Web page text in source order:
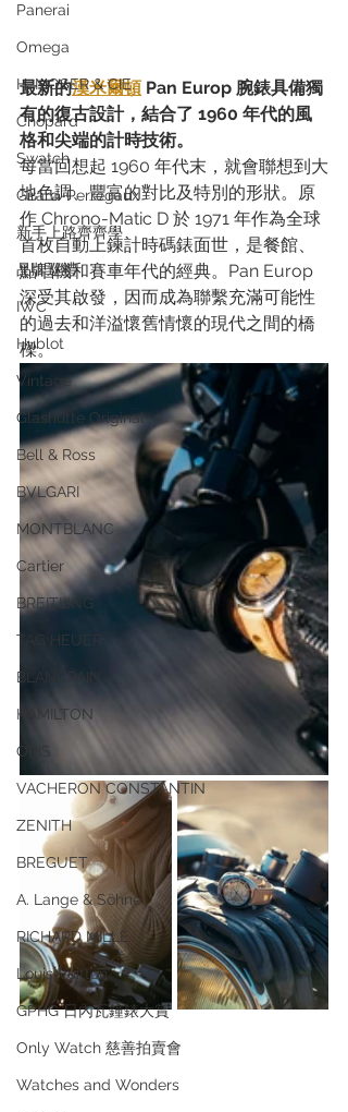
Panerai
Omega
H. MOSER & CIE.
Chopard
Swatch
Girard-Perregaux
新手上路齊齊學
品牌巡禮
IWC
Hublot
Vintage
Glashütte Original
Bell & Ross
BVLGARI
MONTBLANC
Cartier
BREITLING
TAG HEUER
BLANCPAIN
HAMILTON
ORIS
VACHERON CONSTANTIN
ZENITH
BREGUET
A. Lange & Söhne
RICHARD MILLE
Louis Vuitton
GPHG 日內瓦鐘錶大賞
Only Watch 慈善拍賣會
Watches and Wonders
最新的漢米爾頓 Pan Europ 腕錶具備獨
有的復古設計，結合了 1960 年代的風
格和尖端的計時技術。
每當回想起 1960 年代末，就會聯想到大
地色調、豐富的對比及特別的形狀。原
作 Chrono-Matic D 於 1971 年作為全球
首枚自動上鍊計時碼錶面世，是餐館、
點唱機和賽車年代的經典。Pan Europ
深受其啟發，因而成為聯繫充滿可能性
的過去和洋溢懷舊情懷的現代之間的橋
樑。